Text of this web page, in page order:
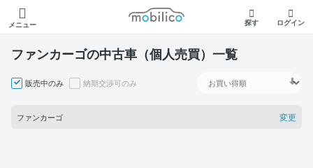
メニュー
モビリコ
探す ログイン
ファンカーゴの中古車（個人売買）一覧
販売中のみ 納期交渉可のみ
ファンカーゴ 変更